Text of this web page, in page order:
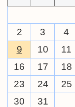
2
3 4
9
10 11
16
17 18
23
24 25
30
31